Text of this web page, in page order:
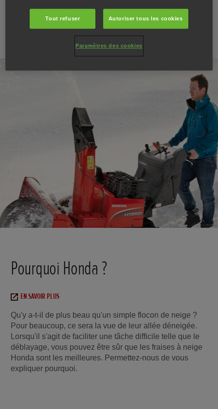
PROCHAIN ARRÊT...
Pourquoi Honda ?
EN SAVOIR PLUS
Qu'y a-t-il de plus beau qu'un simple flocon de neige ?
Pour beaucoup, ce sera la vue de leur allée déneigée.
Lorsqu'il s'agit de faciliter une tâche difficile telle que le
déblayage, vous pouvez être sûr que les fraises à neige
Honda sont les meilleures. Permettez-nous de vous
expliquer pourquoi.
Tout refuser Autoriser tous les cookies
Paramètres des cookies